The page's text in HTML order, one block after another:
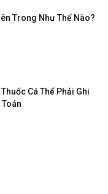
Trong Như Thế Nào?
Cá Thể Phải Ghi
Toán